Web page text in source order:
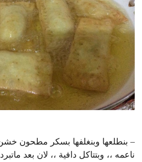
– بنطلعها وبنغلفها بسكر مطحون
ناعمه ،، وبتتاكل دافية ،، لان بعد